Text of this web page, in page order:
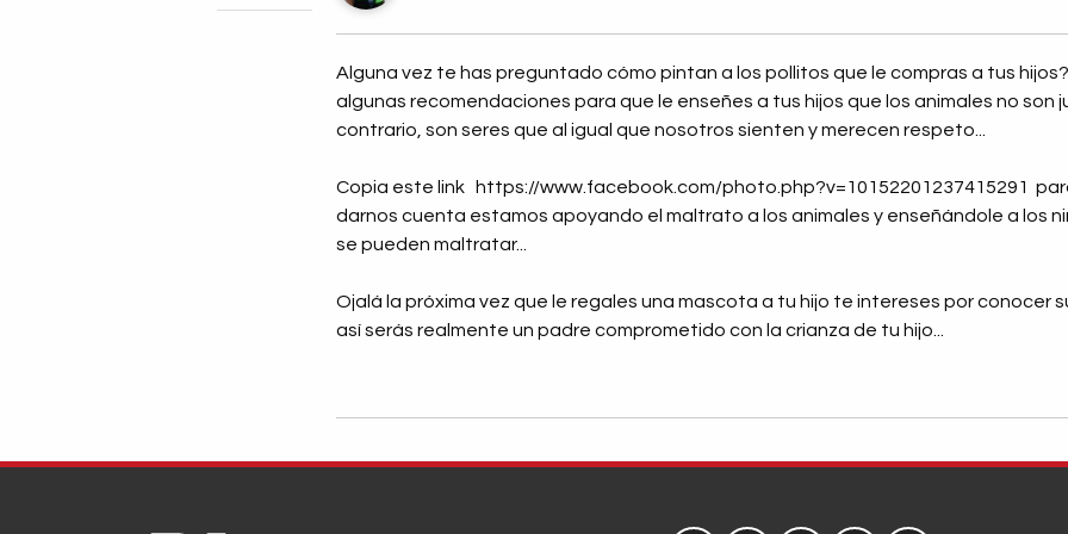
Alguna vez te has preguntado cómo pintan a los pollitos que le compras a tus
algunas recomendaciones para que le enseñes a tus hijos que los animales no son
contrario, son seres que al igual que nosotros sienten y merecen respeto...
Copia este link https://www.facebook.com/photo.php?v=10152201237415291
darnos cuenta estamos apoyando el maltrato a los animales y enseñándole a los
se pueden maltratar...
Ojalá la próxima vez que le regales una mascota a tu hijo te intereses por conocer
así serás realmente un padre comprometido con la crianza de tu hijo...